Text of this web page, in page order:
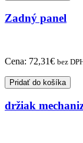
Zadný panel
Cena: 72,31€ bez
Pridať do košíka
držiak